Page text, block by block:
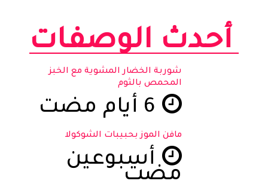
أحدث الوصفات
شوربة الخضار المشوية مع الخبز
المحمص بالثوم
مافن الموز بحبيبات الشوكولا
أسبوعين
مضت